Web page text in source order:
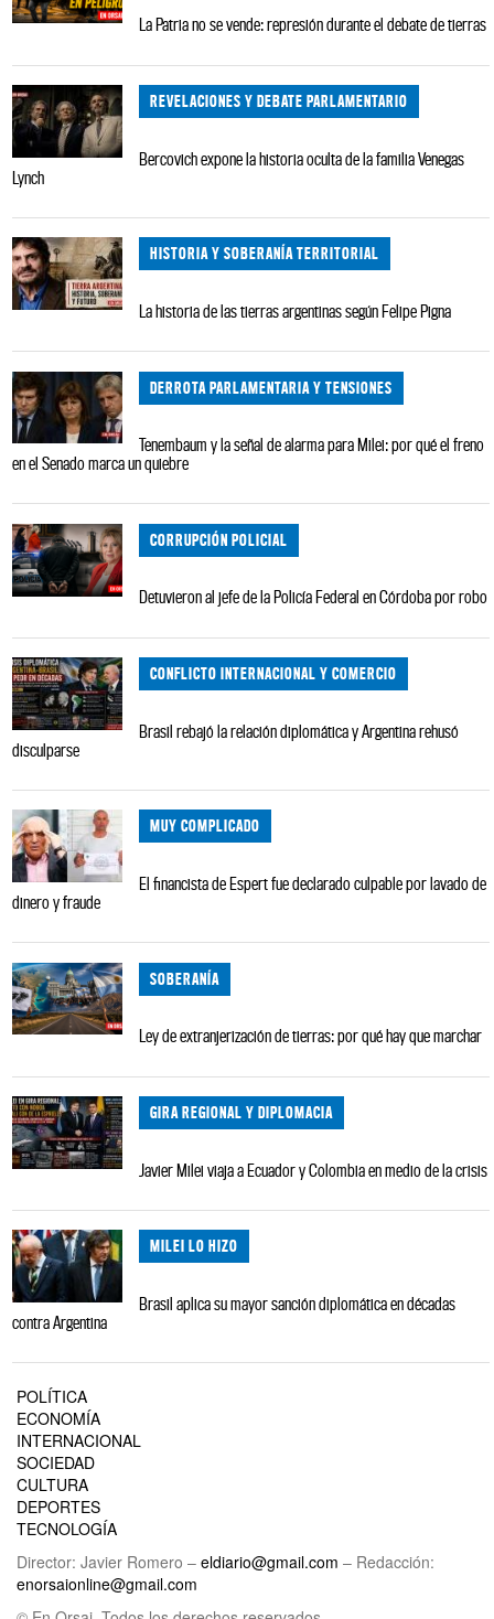
La Patria no se vende: represión durante el debate de tierras
REVELACIONES Y DEBATE PARLAMENTARIO
Bercovich expone la historia oculta de la familia Venegas
Lynch
HISTORIA Y SOBERANÍA TERRITORIAL
La historia de las tierras argentinas según Felipe Pigna
DERROTA PARLAMENTARIA Y TENSIONES
Tenembaum y la señal de alarma para Milei: por qué el freno
en el Senado marca un quiebre
CORRUPCIÓN POLICIAL
Detuvieron al jefe de la Policía Federal en Córdoba por robo
CONFLICTO INTERNACIONAL Y COMERCIO
Brasil rebajó la relación diplomática y Argentina rehusó
disculparse
MUY COMPLICADO
El financista de Espert fue declarado culpable por lavado de
dinero y fraude
SOBERANÍA
Ley de extranjerización de tierras: por qué hay que marchar
GIRA REGIONAL Y DIPLOMACIA
Javier Milei viaja a Ecuador y Colombia en medio de la crisis
MILEI LO HIZO
Brasil aplica su mayor sanción diplomática en décadas
contra Argentina
POLÍTICA
ECONOMÍA
INTERNACIONAL
SOCIEDAD
CULTURA
DEPORTES
TECNOLOGÍA
Director: Javier Romero – eldiario@gmail.com – Redacción:
enorsaionline@gmail.com